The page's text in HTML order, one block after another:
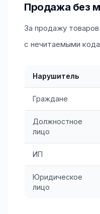
Продажа без
За продажу
с нечитаемыми
Нарушитель
Граждане
Должностное
лицо
ИП
Юридическое
лицо